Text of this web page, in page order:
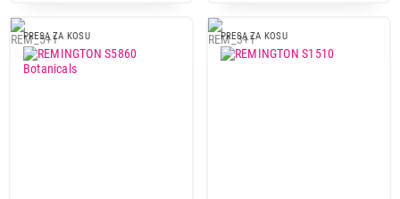
PRESA ZA KOSU PRESA ZA KOSU